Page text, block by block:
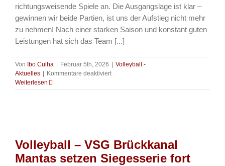
richtungsweisende Spiele an. Die Ausgangslage ist klar –
gewinnen wir beide Partien, ist uns der Aufstieg nicht mehr
zu nehmen! Nach einer starken Saison und konstant guten
Leistungen hat sich das Team [...]
Von Ibo Culha Februar 5th, 2026
Volleyball -
Aktuelles
Kommentare deaktiviertfür
–
Weiterlesen
Volleyball – VSG Brückkanal
Mantas setzen Siegesserie fort